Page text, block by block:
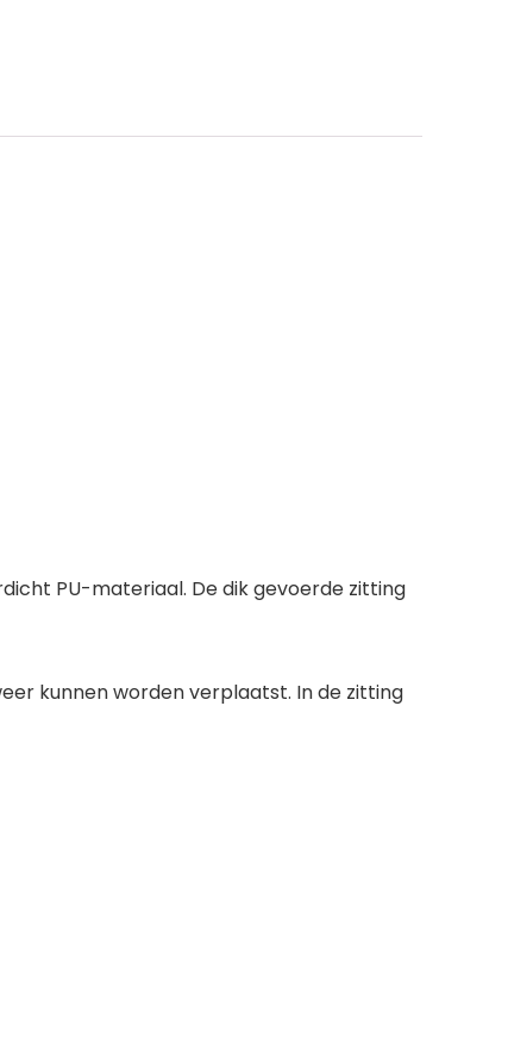
PU-materiaal. De dik gevoerde zitting
kunnen worden verplaatst. In de zitting